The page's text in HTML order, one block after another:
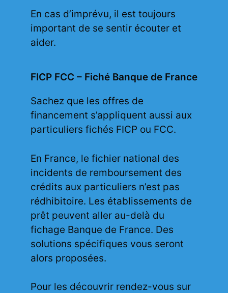
En cas d’imprévu, il est toujours
important de se sentir écouter et
aider.
FICP FCC – Fiché Banque de France
Sachez que les offres de
financement s’appliquent aussi aux
particuliers fichés FICP ou FCC.
En France, le fichier national des
incidents de remboursement des
crédits aux particuliers n’est pas
rédhibitoire. Les établissements de
prêt peuvent aller au-delà du
fichage Banque de France. Des
solutions spécifiques vous seront
alors proposées.
Pour les découvrir rendez-vous sur